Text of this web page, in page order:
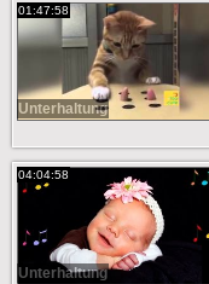
01:47:58
Unterhaltung
04:04:58
Unterhaltung